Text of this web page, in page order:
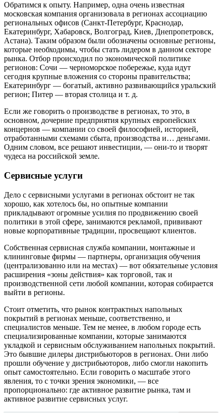
Обратимся к опыту. Например, одна очень известная
московская компания организовала в регионах ассоциацию
региональных офисов (Санкт-Петербург, Краснодар,
Екатеринбург, Хабаровск, Волгоград, Киев, Днепропетровск,
Астана). Таким образом были обозначены основные регионы,
которые необходимы, чтобы стать лидером в данном секторе
рынка. Отбор происходил по экономической политике
регионов: Сочи — черноморское побережье, куда идут
сегодня крупные вложения со стороны правительства;
Екатеринбург — богатый, активно развивающийся уральский
регион; Питер — вторая столица и т. д.
Если же говорить о производстве в регионах, то это, в
основном, дочерние предприятия крупных европейских
концернов — компании со своей философией, историей,
отработанными схемами сбыта, производства и… деньгами.
Одним словом, все решают инвестиции, — они-то и творят
чудеса на российской земле.
Cервисные услуги
Дело с сервисными услугами в регионах обстоит не так
хорошо, как хотелось бы, но опытные компании
прикладывают огромные усилия по продвижению своей
политики в этой сфере, занимаются рекламой, прививают
новые корпоративные традиции, просвещают клиентов.
Собственная сервисная служба компании, монтажные и
клининговые фирмы — партнеры, организация обучения
(централизованно или на местах) — вот обязательные условия
расширения «зоны действия» как торговой, так и
производственной сети любой компании, которая собирается
выйти в регионы.
Стоит отметить, что рынок контрактных напольных
покрытий в регионах меньше, соответственно, и
специалистов меньше. Тем не менее, в любом городе есть
специализированные компании, которые занимаются
укладкой и сервисным обслуживанием напольных покрытий.
Это бывшие дилеры дистрибьюторов в регионах. Они либо
прошли обучение у дистрибьюторов, либо смогли накопить
опыт самостоятельно. Если говорить о масштабе этого
явления, то с точки зрения экономики, — все
пропорционально: где активное развитие рынка, там и
активное развитие сервисных услуг.